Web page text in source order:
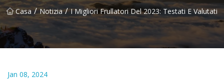
Casa / Notizia / I Migliori Frullatori Del 2023: Testati E Valutati
Jan 08, 2024